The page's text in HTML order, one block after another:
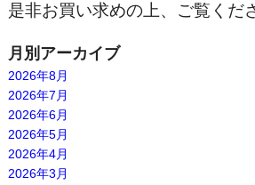
是非お買い求めの上、ご覧くだ
月別アーカイブ
2026年8月
2026年7月
2026年6月
2026年5月
2026年4月
2026年3月